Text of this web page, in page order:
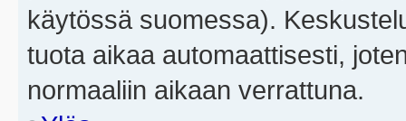
käytössä suomessa).
tuota aikaa automaattisesti,
normaaliin aikaan verrattuna.